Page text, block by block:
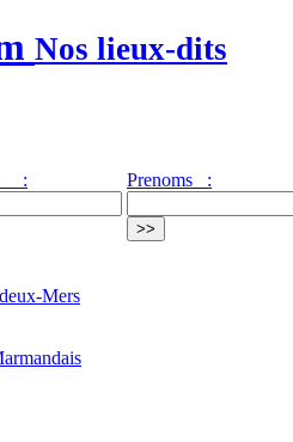
Nos lieux-dits
: Prenoms :
Mers